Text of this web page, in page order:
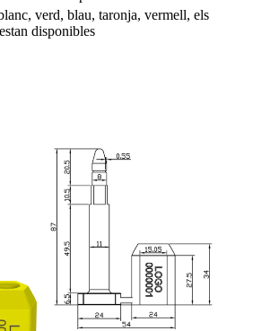
verd, blau, taronja, vermell, els
disponibles